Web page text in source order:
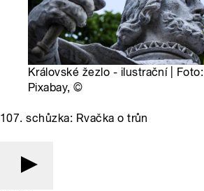
Královské žezlo - ilustrační | Foto:
Pixabay,©
107. schůzka: Rvačka o trůn